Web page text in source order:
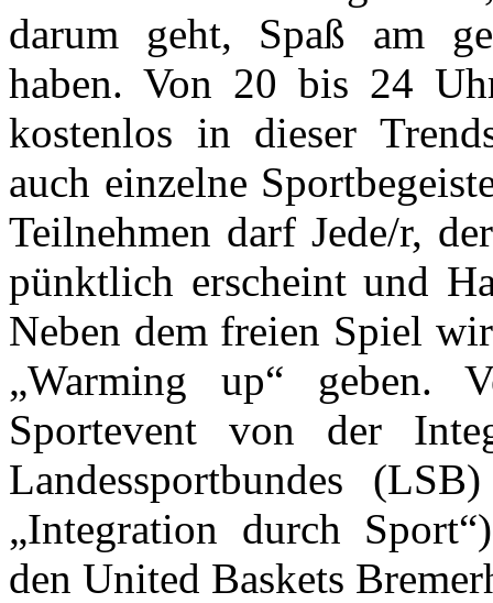
darum geht, Spaß am
haben. Von 20 bis 24
kostenlos in dieser
auch einzelne
Teilnehmen darf Jede/r,
pünktlich erscheint und
Neben dem freien Spiel
„Warming up“ geben.
Sportevent von der
Landessportbundes
„Integration durch
den United Baskets